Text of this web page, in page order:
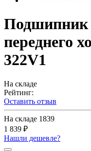
Подшипник
переднего
322V1
На складе
Рейтинг:
Оставить отзыв
На складе 1839
1 839 ₽
Нашли дешевле?